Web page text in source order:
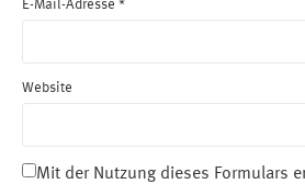
E-Mail-Adresse *
Website
Mit der Nutzung dieses Formulars